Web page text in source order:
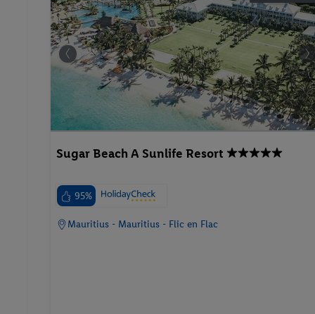
Sugar Beach A Sunlife Resort
95%
Mauritius - Mauritius - Flic en Flac